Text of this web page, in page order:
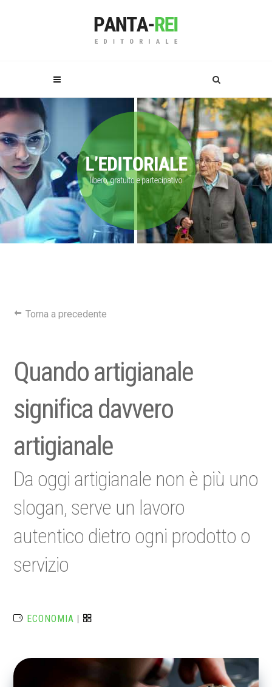
Torna a precedente
Quando artigianale
significa davvero
artigianale
Da oggi artigianale non è più uno
slogan, serve un lavoro
autentico dietro ogni prodotto o
servizio
ECONOMIA |